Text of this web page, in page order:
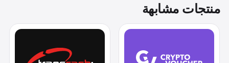
منتجات مشابهة